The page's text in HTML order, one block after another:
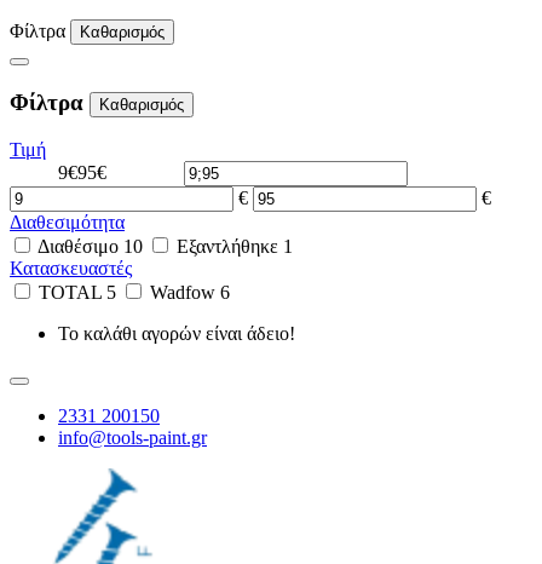
Φίλτρα Καθαρισμός
Φίλτρα Καθαρισμός
Τιμή
9€95€
€
€
Διαθεσιμότητα
Διαθέσιμο 10 Εξαντλήθηκε 1
Κατασκευαστές
TOTAL 5 Wadfow 6
Το καλάθι αγορών είναι άδειο!
2331 200150
info@tools-paint.gr